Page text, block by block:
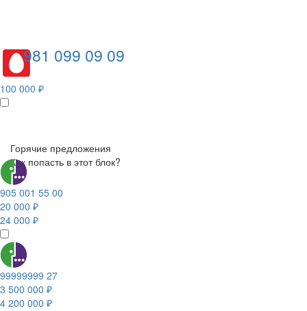
981 099 09 09
100 000 ₽
Горячие предложения
Как попасть в этот блок?
905 001 55 00
20 000 ₽
24 000 ₽
99999999 27
3 500 000 ₽
4 200 000 ₽